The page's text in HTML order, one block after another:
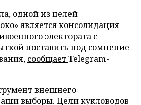
одной из целей
является консолидация
электората с
поставить под сомнение
сообщаетTelegram-
внешнего
выборы. Цели кукловодов